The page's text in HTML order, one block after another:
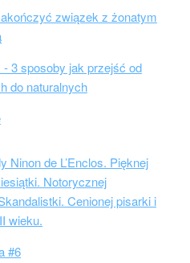
związek z żonatym
- 3 sposoby jak przejść od
do naturalnych
Ninon de L’Enclos. Pięknej
Notorycznej
Cenionej pisarki i
wieku.
#6